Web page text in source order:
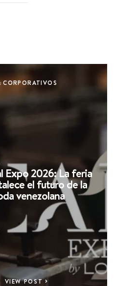
CORPORATIVOS
Expo 2026: La feria
el futuro de la
venezolana
VIEW POST